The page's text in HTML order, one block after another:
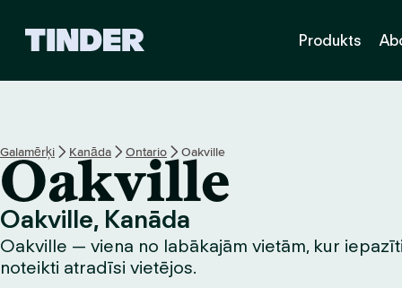
s
ā
u
m
l
a
Produkts
Galamērķi Kanāda Ontario Oakville
Oakville
Oakville, Kanāda
Oakville — viena no labākajām vietām, kur
noteikti atradīsi vietējos.